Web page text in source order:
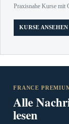
Praxisnahe Kurse mit
KURSE
FRANCE
Alle
lesen